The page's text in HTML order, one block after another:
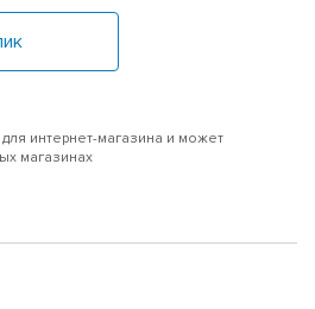
интернет-магазина и может
магазинах